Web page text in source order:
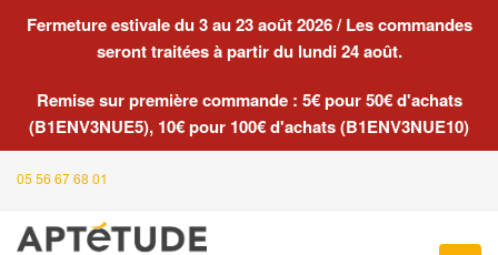
Fermeture estivale du 3 au 23 août 2026 / Les commandes
seront traitées à partir du lundi 24 août.
Remise sur première commande : 5€ pour 50€ d'achats
(B1ENV3NUE5), 10€ pour 100€ d'achats (B1ENV3NUE10)
05 56 67 68 01